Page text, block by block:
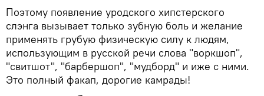
Поэтому появление уродского хипстерского
слэнга вызывает только зубную боль и желание
применять грубую физическую силу к людям,
использующим в русской речи слова "воркшоп",
"свитшот", "барбершоп", "мудборд" и иже с ними.
Это полный факап, дорогие камрады!